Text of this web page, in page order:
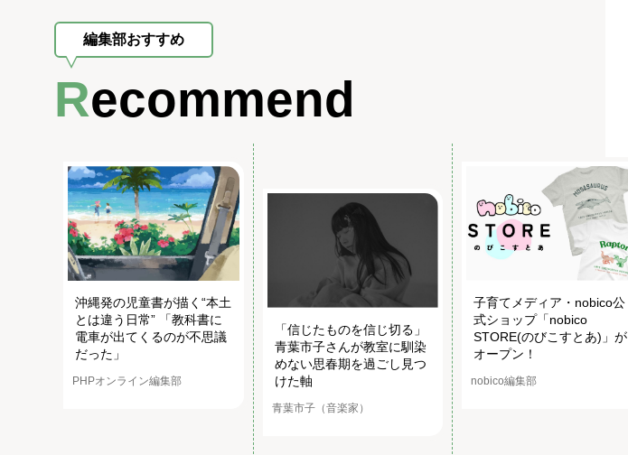
編集部おすすめ
Recommend
沖縄発の児童書が描く“本土
とは違う日常” 「教科書に
電車が出てくるのが不思議
だった」
PHPオンライン編集部
「信じたものを信じ切る」
青葉市子さんが教室に馴染
めない思春期を過ごし見つ
けた軸
青葉市子（音楽家）
子育てメディア・nobico公
式ショップ「nobico
STORE(のびこすとあ)」が
オープン！
nobico編集部